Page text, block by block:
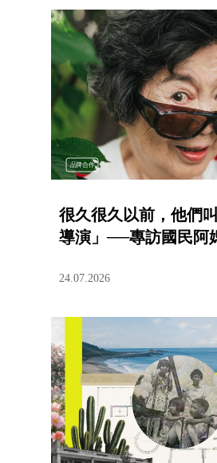
品牌合作
很久很久以前，他們
導演」──專訪國民阿
24.07.2026